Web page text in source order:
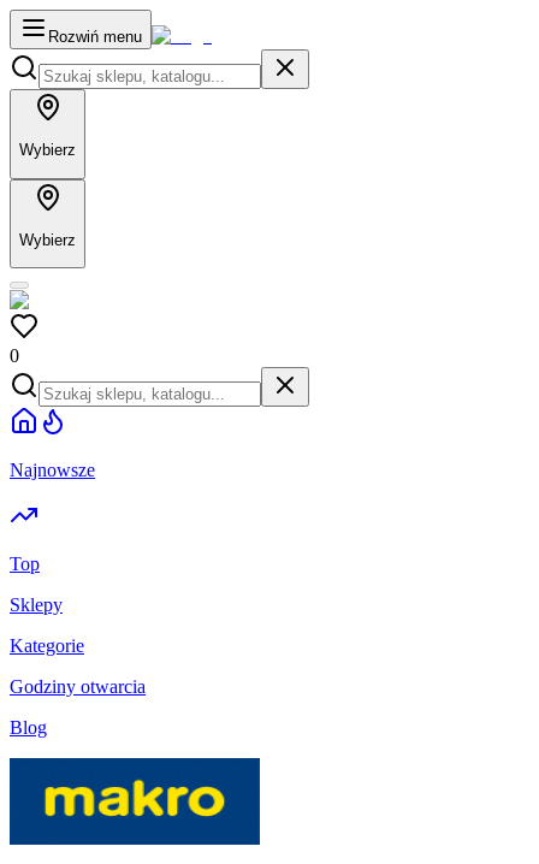
Rozwiń menu
Wybierz
Wybierz
0
Najnowsze
Top
Sklepy
Kategorie
Godziny otwarcia
Blog